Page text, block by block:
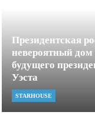
Президентская
невероятный
будущего
Уэста
STARHOUSE